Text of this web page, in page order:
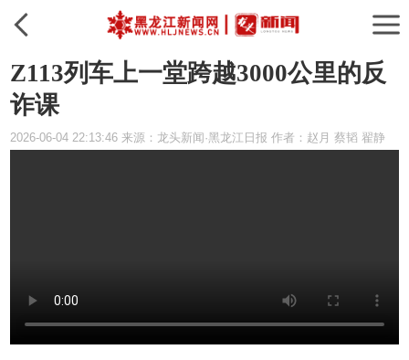
Z113列车上一堂跨越3000公里的反
诈课
2026-06-04 22:13:46 来源：龙头新闻·黑龙江日报 作者：赵月 蔡韬 翟静